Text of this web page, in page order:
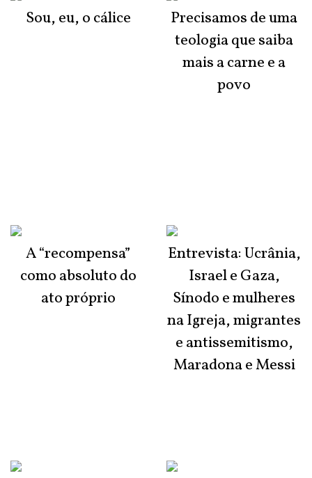
Sou, eu, o cálice
A “recompensa”
como absoluto do
ato próprio
Precisamos de uma
teologia que saiba
mais a carne e a
povo
Entrevista: Ucrânia,
Israel e Gaza,
Sínodo e mulheres
na Igreja, migrantes
e antissemitismo,
Maradona e Messi